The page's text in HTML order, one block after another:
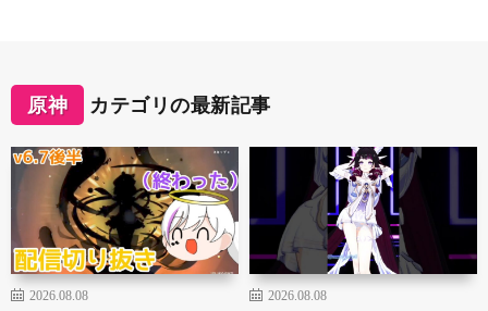
原神 カテゴリの最新記事
2026.08.08 2026.08.08